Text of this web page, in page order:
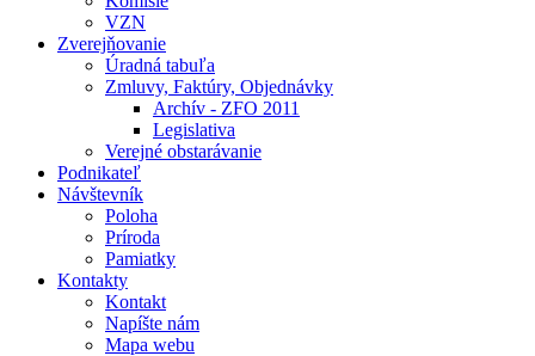
VZN
Zverejňovanie
Úradná tabuľa
Zmluvy, Faktúry, Objednávky
Archív - ZFO 2011
Legislativa
Verejné obstarávanie
Podnikateľ
Návštevník
Poloha
Príroda
Pamiatky
Kontakty
Kontakt
Napíšte nám
Mapa webu